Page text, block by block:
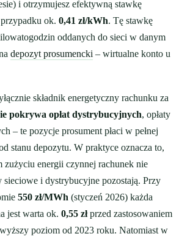
i otrzymujesz efektywną stawkę
ok. 0,41 zł/kWh. Tę stawkę
oddanych do sieci w danym
depozyt prosumencki – wirtualne konto u
składnik energetyczny rachunku za
pokrywa opłat dystrybucyjnych, opłaty
– te pozycje prosument płaci w pełnej
stanu depozytu. W praktyce oznacza to,
zużyciu energii czynnej rachunek nie
sieciowe i dystrybucyjne pozostają. Przy
550 zł/MWh (styczeń 2026) każda
jest warta ok. 0,55 złprzed zastosowaniem
poziom od 2023 roku. Natomiast w